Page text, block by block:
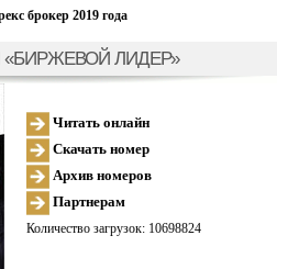
брокер 2019 года
ЛИДЕР»
Читать онлайн
Скачать номер
Архив номеров
Партнерам
Количество загрузок: 10698824